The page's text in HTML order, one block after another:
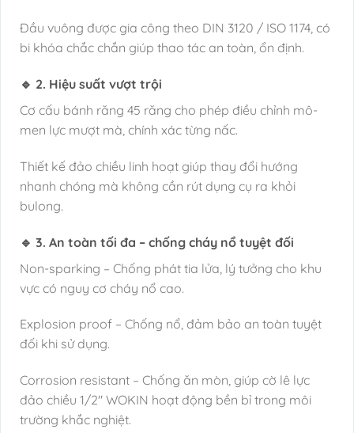
Đầu vuông được gia công theo DIN 3120 / ISO 1174, có
bi khóa chắc chắn giúp thao tác an toàn, ổn định.
🔹 2. Hiệu suất vượt trội
Cơ cấu bánh răng 45 răng cho phép điều chỉnh mô-
men lực mượt mà, chính xác từng nấc.
Thiết kế đảo chiều linh hoạt giúp thay đổi hướng
nhanh chóng mà không cần rút dụng cụ ra khỏi
bulong.
🔹 3. An toàn tối đa – chống cháy nổ tuyệt đối
Non-sparking – Chống phát tia lửa, lý tưởng cho khu
vực có nguy cơ cháy nổ cao.
Explosion proof – Chống nổ, đảm bảo an toàn tuyệt
đối khi sử dụng.
Corrosion resistant – Chống ăn mòn, giúp cờ lê lực
đảo chiều 1/2″ WOKIN hoạt động bền bỉ trong môi
trường khắc nghiệt.